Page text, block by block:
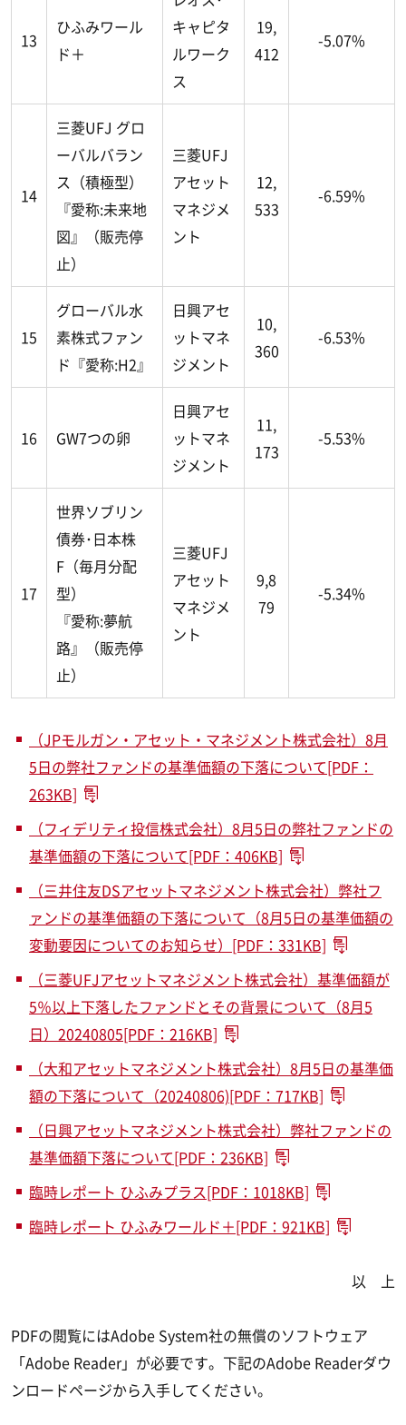
13
ひふみワール
ド＋
キャピタ
ルワーク
ス
19,
412
-5.07%
14
三菱UFJ グロ
ーバルバラン
ス（積極型）
『愛称:未来地
図』（販売停
止）
三菱UFJ
アセット
マネジメ
ント
12,
533
-6.59%
15
グローバル水
素株式ファン
ド『愛称:H2』
日興アセ
ットマネ
ジメント
10,
360
-6.53%
16 GW7つの卵
日興アセ
ットマネ
ジメント
11,
173
-5.53%
17
世界ソブリン
債券･日本株
F（毎月分配
型）
『愛称:夢航
路』（販売停
止）
三菱UFJ
アセット
マネジメ
ント
9,8
79
-5.34%
（JPモルガン・アセット・マネジメント株式会社）8月
5日の弊社ファンドの基準価額の下落について[PDF：
263KB]
（フィデリティ投信株式会社）8月5日の弊社ファンドの
基準価額の下落について[PDF：406KB]
（三井住友DSアセットマネジメント株式会社）弊社フ
ァンドの基準価額の下落について（8月5日の基準価額の
変動要因についてのお知らせ）[PDF：331KB]
（三菱UFJアセットマネジメント株式会社）基準価額が
5％以上下落したファンドとその背景について（8月5
日）20240805[PDF：216KB]
（大和アセットマネジメント株式会社）8月5日の基準価
額の下落について（20240806)[PDF：717KB]
（日興アセットマネジメント株式会社）弊社ファンドの
基準価額下落について[PDF：236KB]
臨時レポート ひふみプラス[PDF：1018KB]
臨時レポート ひふみワールド＋[PDF：921KB]
以 上
PDFの閲覧にはAdobe System社の無償のソフトウェア
「Adobe Reader」が必要です。下記のAdobe Readerダウ
ンロードページから入手してください。